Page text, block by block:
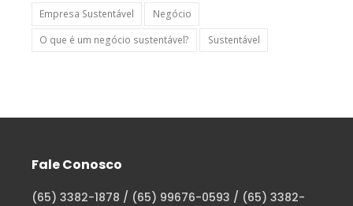
Empresa Sustentável
Negócio
O que é um negócio sustentável?
Sustentável
Fale Conosco
(65) 3382-1878 / (65) 99676-0593 / (65) 3382-